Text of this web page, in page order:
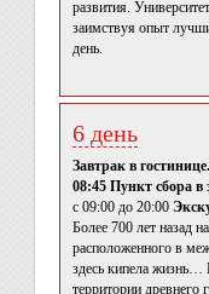
развития.
заимствуя опыт
день.
6 день
Завтрак в гостинице.
08:45 Пункт сбора в
с 09:00 до 20:00
Более 700 лет назад
расположенного в
здесь кипела
территории